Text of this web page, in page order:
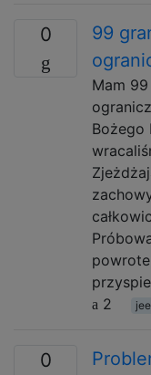
0
99
Mam
Bożego
2
0